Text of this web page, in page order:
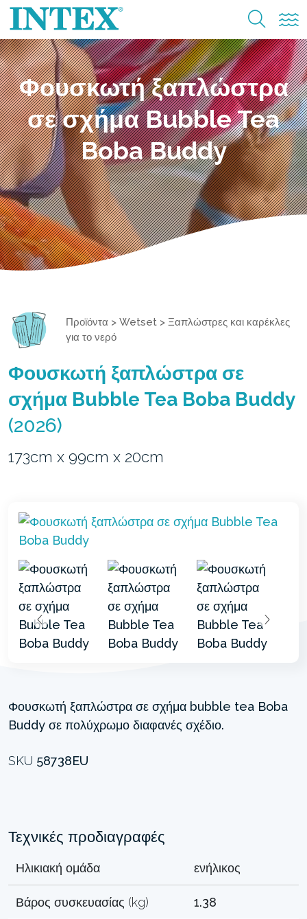
Φουσκωτή ξαπλώστρα
σε σχήμα Bubble Tea
Boba Buddy
Προϊόντα > Wetset > Ξαπλώστρες και καρέκλες
για το νερό
Φουσκωτή ξαπλώστρα σε
σχήμα Bubble Tea Boba Buddy
(2026)
173cm x 99cm x 20cm
Φουσκωτή ξαπλώστρα σε σχήμα bubble tea Boba
Buddy σε πολύχρωμο διαφανές σχέδιο.
SKU 58738EU
Τεχνικές προδιαγραφές
Ηλικιακή ομάδα ενήλικος
Βάρος συσκευασίας (kg) 1.38